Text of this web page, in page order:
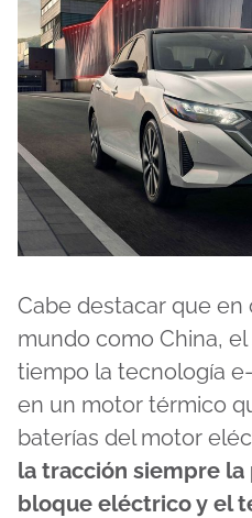
Cabe destacar que en
mundo como China,
tiempo la tecnología
en un motor térmico
baterías del motor
la tracción siempre
bloque eléctrico y el